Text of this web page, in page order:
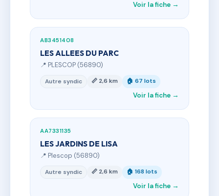
Voir la fiche →
AB3451408
LES ALLEES DU PARC
📍 PLESCOP (56890)
Autre syndic 📏 2,6 km 🏠 67 lots
Voir la fiche →
AA7331135
LES JARDINS DE LISA
📍 Plescop (56890)
Autre syndic 📏 2,6 km 🏠 168 lots
Voir la fiche →